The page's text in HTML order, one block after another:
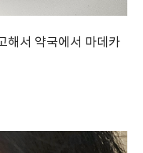
해서 약국에서 마데카